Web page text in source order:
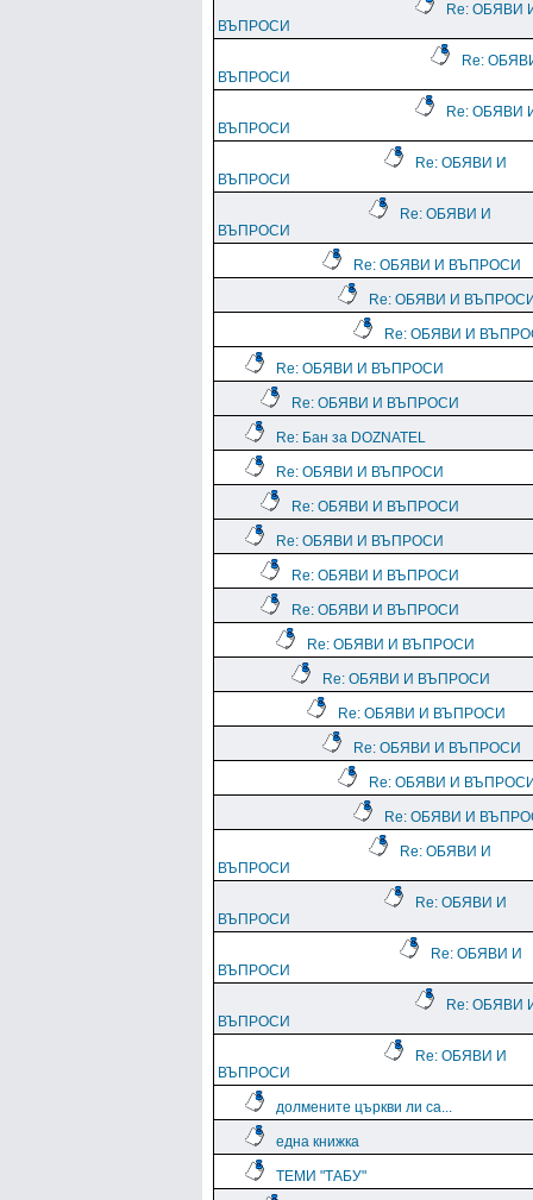
Re: ОБЯВИ
ВЪПРОСИ
Re:
ВЪПРОСИ
Re: ОБЯВИ
ВЪПРОСИ
Re: ОБЯВИ И
ВЪПРОСИ
Re: ОБЯВИ И
ВЪПРОСИ
Re: ОБЯВИ И ВЪПРОСИ
Re: ОБЯВИ И
Re: ОБЯВИ И
Re: ОБЯВИ И ВЪПРОСИ
Re: ОБЯВИ И ВЪПРОСИ
Re: Бан за DOZNATEL
Re: ОБЯВИ И ВЪПРОСИ
Re: ОБЯВИ И ВЪПРОСИ
Re: ОБЯВИ И ВЪПРОСИ
Re: ОБЯВИ И ВЪПРОСИ
Re: ОБЯВИ И ВЪПРОСИ
Re: ОБЯВИ И ВЪПРОСИ
Re: ОБЯВИ И ВЪПРОСИ
Re: ОБЯВИ И ВЪПРОСИ
Re: ОБЯВИ И ВЪПРОСИ
Re: ОБЯВИ И
Re: ОБЯВИ И
Re: ОБЯВИ И
ВЪПРОСИ
Re: ОБЯВИ И
ВЪПРОСИ
Re: ОБЯВИ И
ВЪПРОСИ
Re: ОБЯВИ
ВЪПРОСИ
Re: ОБЯВИ И
ВЪПРОСИ
долмените църкви ли са...
една книжка
ТЕМИ "ТАБУ"